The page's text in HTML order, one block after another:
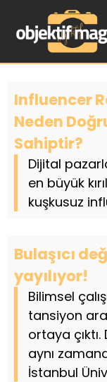
Influencer
Neden
Sahiptir?
Dijital
en büyük
kuşkusuz
Bulaşıcı
yayılıyor!
Bilimsel
tansiyon
ortaya
aynı
İstanbul